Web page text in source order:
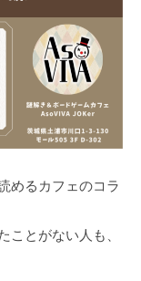
めるカフェのコラ
ことがない人も、